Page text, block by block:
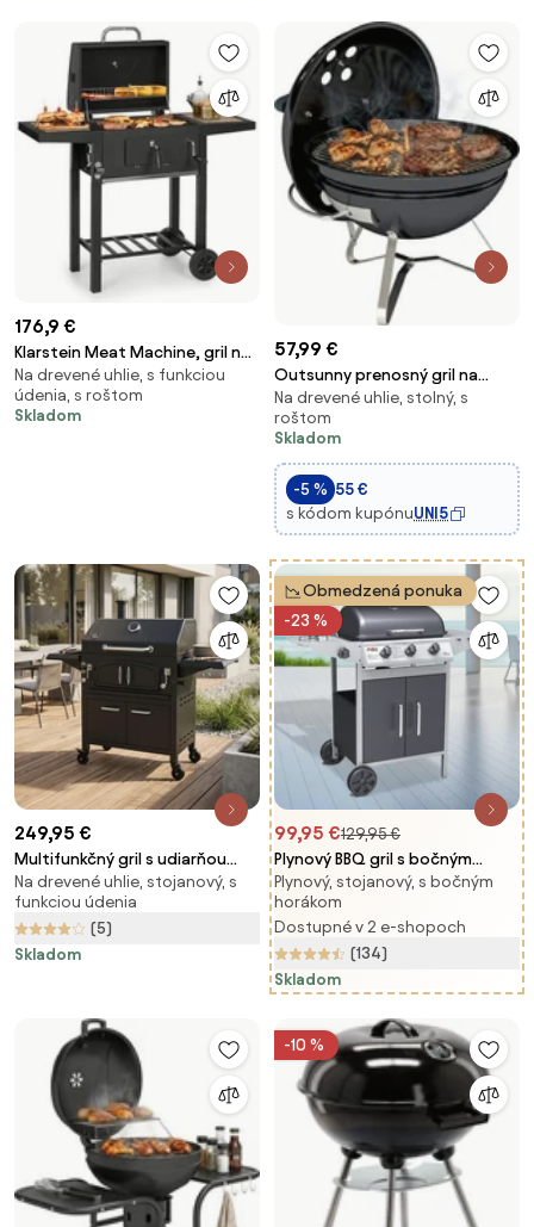
176,9 €
Klarstein Meat Machine, gril na
drevené uhlie, 45 x 32,5 cm,
teplomer, kolieska, čierny
Na drevené uhlie, s funkciou
údenia, s roštom
Skladom
57,99 €
Outsunny prenosný gril na
drevené uhlie, okrúhly gril s
držiakom pokrievky, varný rošt,
nastaviteľné vetranie, na
balkón, piknik, kempovanie, Ø41
x 44
Na drevené uhlie, stolný, s
roštom
Skladom
-5 % 55 €
s kódom kupónuUNI5
249,95 €
Multifunkčný gril s udiarňou
Avenberg RANGLER
Na drevené uhlie, stojanový, s
funkciou údenia
(5)
Skladom
Obmedzená ponuka
-23 %
99,95 €129,95 €
Plynový BBQ gril s bočným
horákom Avenberg BOSTON
Plynový, stojanový, s bočným
horákom
Dostupné v 2 e-shopoch
(134)
Skladom
-10 %